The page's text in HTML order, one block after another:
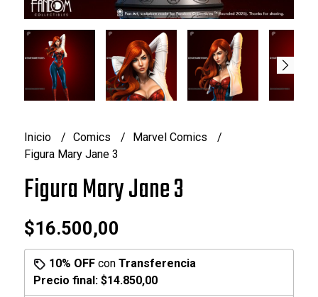
Inicio Comics
Marvel Comics
Figura Mary Jane 3
Figura Mary Jane 3
$16.500,00
10% OFFcon Transferencia
Precio final: $14.850,00